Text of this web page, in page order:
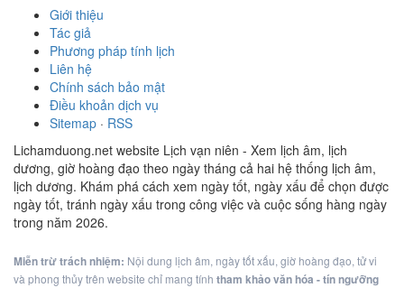
Giới thiệu
Tác giả
Phương pháp tính lịch
Liên hệ
Chính sách bảo mật
Điều khoản dịch vụ
Sitemap · RSS
Lichamduong.net website Lịch vạn niên - Xem lịch âm, lịch
dương, giờ hoàng đạo theo ngày tháng cả hai hệ thống lịch âm,
lịch dương. Khám phá cách xem ngày tốt, ngày xấu để chọn được
ngày tốt, tránh ngày xấu trong công việc và cuộc sống hàng ngày
trong năm 2026.
Miễn trừ trách nhiệm: Nội dung lịch âm, ngày tốt xấu, giờ hoàng đạo, tử vi
và phong thủy trên website chỉ mang tính tham khảo văn hóa - tín ngưỡng